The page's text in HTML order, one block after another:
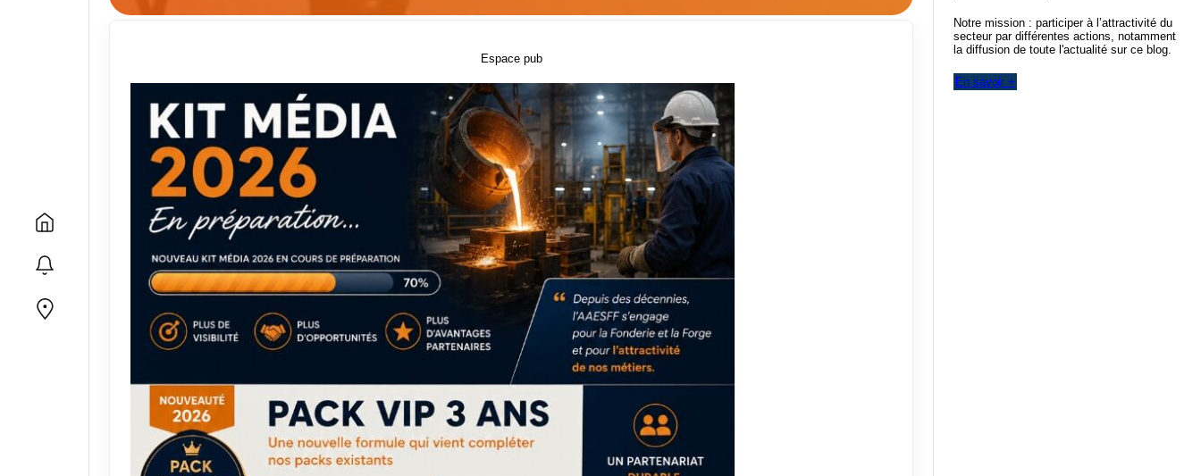
Espace pub
Notre mission : participer à l’attractivité du
secteur par différentes actions, notamment
la diffusion de toute l'actualité sur ce blog.
En savoir +